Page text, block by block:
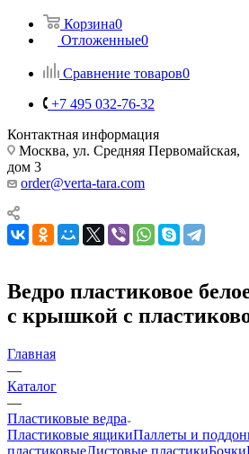
Корзина0
Отложенные0
Сравнение товаров0
+7 495 032-76-32
Контактная информация
Москва, ул. Средняя Первомайская,
дом 3
order@verta-tara.com
Ведро пластиковое
с крышкой с
Главная
—
Каталог
—
Пластиковые ведра
Пластиковые ящикиПаллеты и
пластиковыеЛистовые пластикиБочки